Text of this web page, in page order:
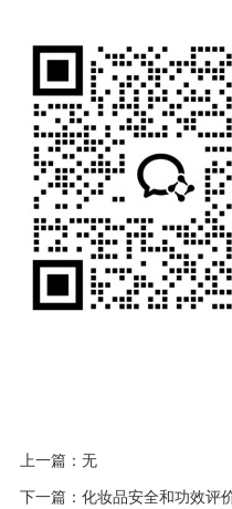
上一篇：无
下一篇： 化妆品安全和功效评